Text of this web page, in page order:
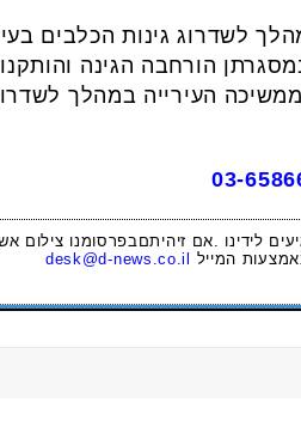
לשדרוג גינות הכלבים
הורחבה הגינה
העירייה במהלך
03-
לידינו .אם זיהיתםבפרסומנו צילום
המייל
desk@d-news.co.il